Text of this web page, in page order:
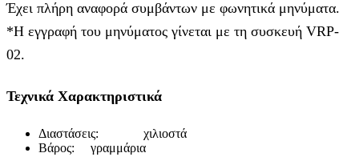
Έχει πλήρη αναφορά συμβάντων με φωνητικά μηνύματα.
*Η εγγραφή του μηνύματος γίνεται με τη συσκευή VRP-
02.
Τεχνικά Χαρακτηριστικά
Διαστάσεις: χιλιοστά
Βάρος: γραμμάρια